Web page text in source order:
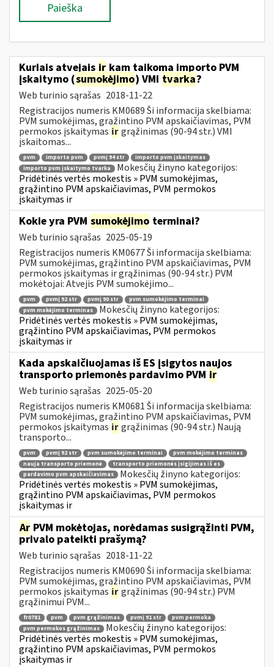
Paieška
Kuriais atvejais ir kam taikoma importo PVM
įskaitymo (sumokėjimo) VMI tvarka?
Web turinio sąrašas 2018-11-22
Registracijos numeris KM0689 Ši informacija skelbiama:
PVM sumokėjimas, grąžintino PVM apskaičiavimas, PVM
permokos įskaitymas irgrąžinimas (90-94 str.) VMI
įskaitomas...
pvm importo pvm pvmį 94 str
importo pvm įskaitymas
importo pvm įskaitymo tvarka
Mokesčių žinyno kategorijos:
Pridėtinės vertės mokestis » PVM sumokėjimas,
grąžintino PVM apskaičiavimas, PVM permokos
įskaitymas ir
Kokie yra PVM sumokėjimo terminai?
Web turinio sąrašas 2025-05-19
Registracijos numeris KM0677 Ši informacija skelbiama:
PVM sumokėjimas, grąžintino PVM apskaičiavimas, PVM
permokos įskaitymas ir grąžinimas (90-94 str.) PVM
mokėtojai: Atvejis PVM sumokėjimo...
pvm pvmį 92 str pvmį 90 str
pvm sumokėjimo terminai
pvm mokėjimo terminas
Mokesčių žinyno kategorijos:
Pridėtinės vertės mokestis » PVM sumokėjimas,
grąžintino PVM apskaičiavimas, PVM permokos
įskaitymas ir
Kada apskaičiuojamas iš ES įsigytos naujos
transporto priemonės pardavimo PVM ir
Web turinio sąrašas 2025-05-20
Registracijos numeris KM0681 Ši informacija skelbiama:
PVM sumokėjimas, grąžintino PVM apskaičiavimas, PVM
permokos įskaitymas irgrąžinimas (90-94 str.) Naują
transporto...
pvm pvmį 92 str pvm sumokėjimo terminai
pvm mokėjimo terminas
nauja transporto priemonė
transporto priemonės įsigijimas iš es
pardavimo pvm apskaičiavimas
Mokesčių žinyno kategorijos:
Pridėtinės vertės mokestis » PVM sumokėjimas,
grąžintino PVM apskaičiavimas, PVM permokos
įskaitymas ir
Ar PVM mokėtojas, norėdamas susigrąžinti PVM,
privalo pateikti prašymą?
Web turinio sąrašas 2018-11-22
Registracijos numeris KM0690 Ši informacija skelbiama:
PVM sumokėjimas, grąžintino PVM apskaičiavimas, PVM
permokos įskaitymas irgrąžinimas (90-94 str.) PVM
grąžinimui PVM...
fr0781 pvm pvm grąžinimas pvmį 91 str
pvm permoka
pvm permokos grąžinimas
Mokesčių žinyno kategorijos:
Pridėtinės vertės mokestis » PVM sumokėjimas,
grąžintino PVM apskaičiavimas, PVM permokos
įskaitymas ir